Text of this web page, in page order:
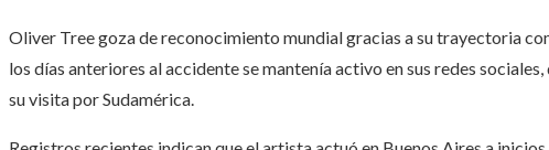
Oliver Tree goza de reconocimiento mundial gracias a su trayectoria
los días anteriores al accidente se mantenía activo en sus redes
su visita por Sudamérica.